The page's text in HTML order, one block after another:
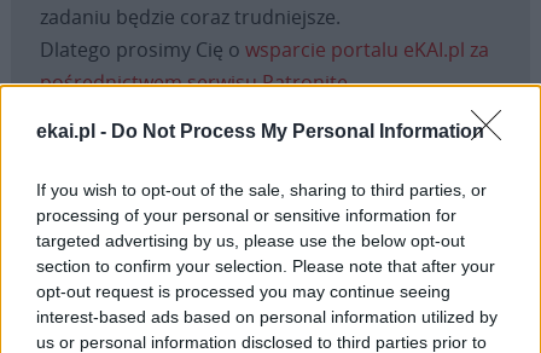
ekai.pl - Do Not Process My Personal Information
If you wish to opt-out of the sale, sharing to third parties, or
processing of your personal or sensitive information for
targeted advertising by us, please use the below opt-out
section to confirm your selection. Please note that after your
opt-out request is processed you may continue seeing
interest-based ads based on personal information utilized by
us or personal information disclosed to third parties prior to
zadaniu będzie coraz trudniejsze.
Dlatego prosimy Cię o wsparcie portalu eKAI.pl za
pośrednictwem serwisu Patronite.
misję. Więcej informacji znajdziesz
Facebook
TwitterMessengerWhatsApp
EmailCopy Print